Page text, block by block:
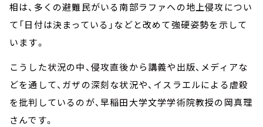
相は、多くの避難民がいる南部ラファへの地上侵攻につい
て「日付は決まっている」などと改めて強硬姿勢を示して
います。
こうした状況の中、侵攻直後から講義や出版、メディアな
どを通して、ガザの深刻な状況や、イスラエルによる虐殺
を批判しているのが、早稲田大学文学学術院教授の岡真理
さんです。